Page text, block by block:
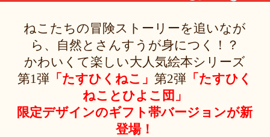
ねこたちの冒険ストーリーを追いなが
ら、自然とさんすうが身につく！？
かわいくて楽しい大人気絵本シリーズ
第1弾 「たすひくねこ」第2弾 「たすひく
ねことひよこ団」
限定デザインのギフト帯バージョンが新
登場！